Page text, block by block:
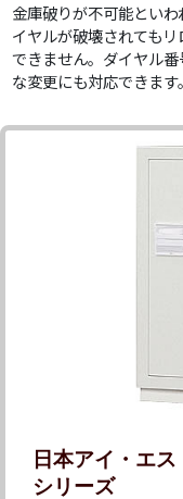
金庫破りが不可能とい
イヤルが破壊されても
できません。ダイヤル
な変更にも対応できます。
日本アイ・エ
シリーズ